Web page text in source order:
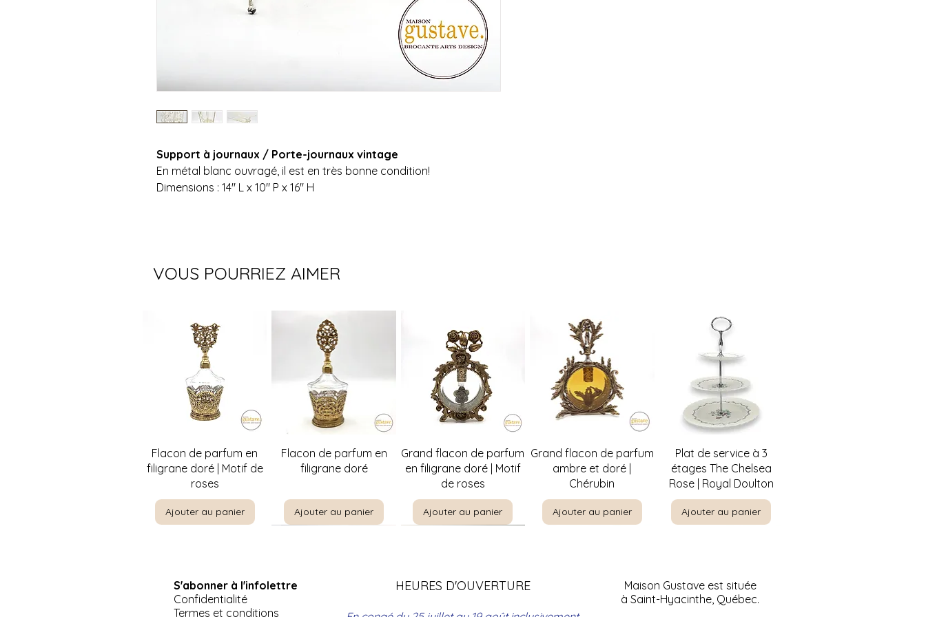
Support à journaux / Porte-journaux vintage
En métal blanc ouvragé, il est en très bonne condition!
Dimensions : 14" L x 10" P x 16" H
VOUS POURRIEZ AIMER
Aperçu rapide
Flacon de parfum en
filigrane doré | Motif de
roses
Ajouter au panier
Aperçu rapide
Flacon de parfum en
filigrane doré
Ajouter au panier
Aperçu rapide
Grand flacon de parfum
en filigrane doré | Motif
de roses
Ajouter au panier
Aperçu rapide
Grand flacon de parfum
ambre et doré |
Chérubin
Ajouter au panier
Aperçu rapide
Plat de service à 3
étages The Chelsea
Rose | Royal Doulton
Ajouter au panier
S'abonner à l'infolettre
Confidentialité
Termes et conditions
HEURES D'OUVERTURE
Maison Gustave est située
à Saint-Hyacinthe, Québec.